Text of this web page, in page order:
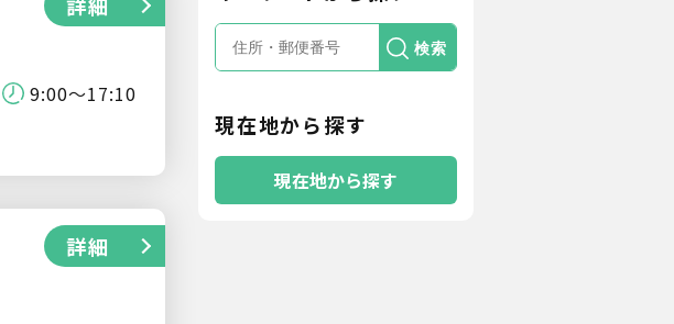
検索
現在地から探す
現在地から探す
9:00～17:10
詳細